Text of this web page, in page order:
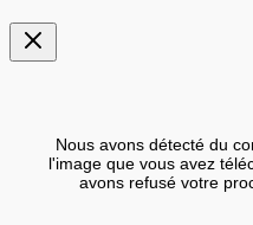
Nous avons détecté du
l'image que vous avez
avons refusé votre